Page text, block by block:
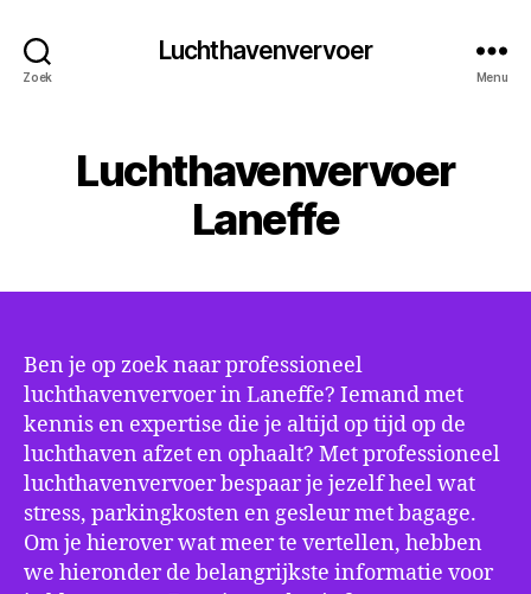
Zoek
Luchthavenvervoer
Menu
Luchthavenvervoer
Laneffe
Ben je op zoek naar professioneel
luchthavenvervoer in Laneffe? Iemand met
kennis en expertise die je altijd op tijd op de
luchthaven afzet en ophaalt? Met professioneel
luchthavenvervoer bespaar je jezelf heel wat
stress, parkingkosten en gesleur met bagage.
Om je hierover wat meer te vertellen, hebben
we hieronder de belangrijkste informatie voor